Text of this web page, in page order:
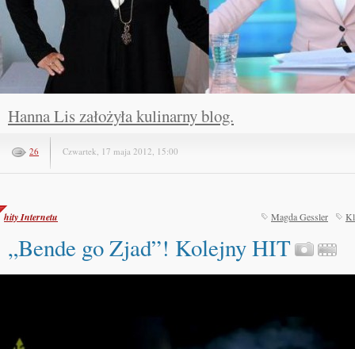
Hanna Lis założyła kulinarny blog.
26 Czwartek, 17 maja 2012, 15:00
hity Internetu Magda Gessler
„Bende go Zjad”! Kolejny HIT